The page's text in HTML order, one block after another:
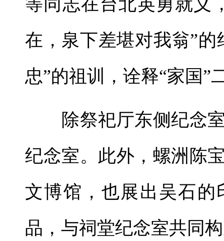
在，泉下差堪对我翁”
忠”的祖训，诠释“家国”
除祭祀厅东侧纪念室
纪念室。此外，螺洲陈
文博馆，也展出吴石
品，与祠堂纪念室共同